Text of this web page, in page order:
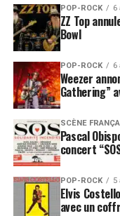
POP-ROCK 6
ZZ Top
Bowl
POP-ROCK 6
Weezer
Gathering”
SCÈNE
Pascal
concert
POP-ROCK 5
Elvis
avec un